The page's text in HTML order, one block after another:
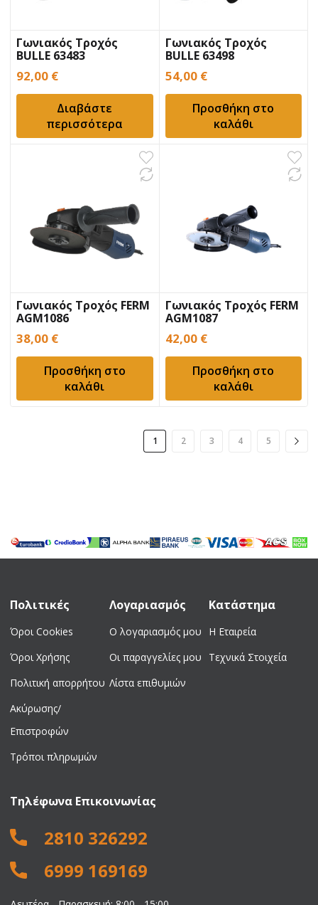
Γωνιακός Τροχός
BULLE 63483
92,00 €
Διαβάστε
περισσότερα
Γωνιακός Τροχός
BULLE 63498
54,00 €
Προσθήκη στο
καλάθι
Γωνιακός Τροχός FERM
AGM1086
38,00 €
Προσθήκη στο
καλάθι
Γωνιακός Τροχός FERM
AGM1087
42,00 €
Προσθήκη στο
καλάθι
1 2 3 4 5
Πολιτικές
Όροι Cookies
Όροι Χρήσης
Πολιτική απορρήτου
Ακύρωσης/
Επιστροφών
Τρόποι πληρωμών
Λογαριασμός
Ο λογαριασμός μου
Οι παραγγελίες μου
Λίστα επιθυμιών
Κατάστημα
Η Εταιρεία
Τεχνικά Στοιχεία
Τηλέφωνα Επικοινωνίας
2810 326292
6999 169169